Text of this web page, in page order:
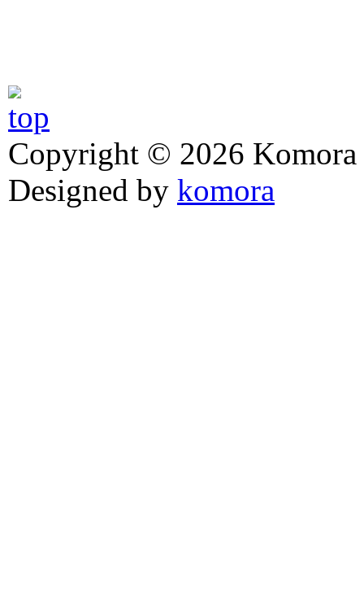
Copyright © 2026 Komora
Designed by komora